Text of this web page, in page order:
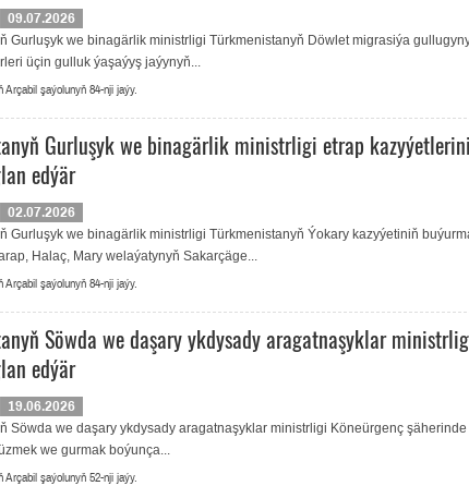
09.07.2026
Gurluşyk we binagärlik ministrligi Türkmenistanyň Döwlet migrasiýa
üçin gulluk ýaşaýyş jaýynyň...
Arçabil şaýolunyň 84-nji jaýy.
Gurluşyk we binagärlik ministrligi etrap
edýär
02.07.2026
Gurluşyk we binagärlik ministrligi Türkmenistanyň Ýokary kazyýetiniň
Halaç, Mary welaýatynyň Sakarçäge...
Arçabil şaýolunyň 84-nji jaýy.
Söwda we daşary ykdysady aragatnaşyklar
edýär
19.06.2026
Söwda we daşary ykdysady aragatnaşyklar ministrligi Köneürgenç
we gurmak boýunça...
Arçabil şaýolunyň 52-nji jaýy.